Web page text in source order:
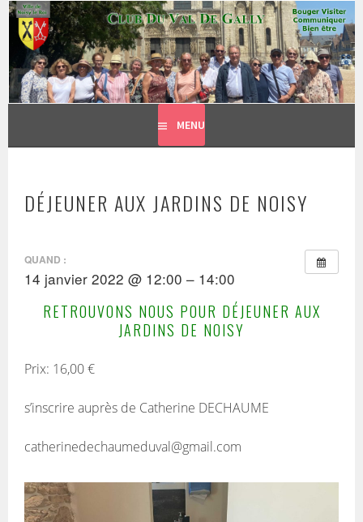
Aller
contenu
principal
CLUB DU VAL DE GALLY
BOUGER, VISITER, COMMUNIQUER = BIEN ÊTRE
MENU
DÉJEUNER AUX JARDINS DE NOISY
QUAND :
14 janvier 2022 @ 12:00 – 14:00
RETROUVONS NOUS POUR DÉJEUNER AUX
JARDINS DE NOISY
Prix: 16,00 €
s’inscrire auprès de Catherine DECHAUME
catherinedechaumeduval@gmail.com